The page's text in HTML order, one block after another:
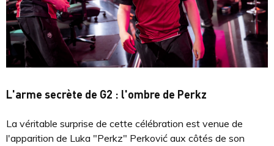
L'arme secrète de G2 : l'ombre de Perkz
La véritable surprise de cette célébration est venue de
l'apparition de Luka "Perkz" Perković aux côtés de son